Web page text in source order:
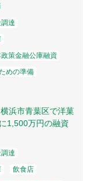
達
策金融公庫融資
めの準備
浜市青葉区で洋菓
1,500万円の融資
達
飲食店